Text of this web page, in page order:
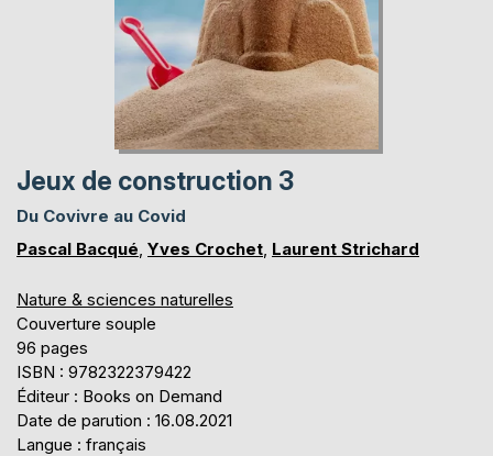
Jeux de construction 3
Du Covivre au Covid
Pascal Bacqué Yves Crochet Laurent Strichard
Nature & sciences naturelles
Couverture souple
96 pages
ISBN : 9782322379422
Éditeur : Books on Demand
Date de parution : 16.08.2021
Langue : français